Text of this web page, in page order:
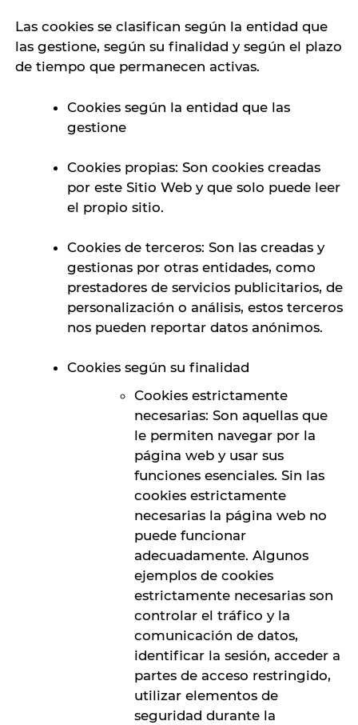
Las cookies se clasifican según la entidad que
las gestione, según su finalidad y según el plazo
de tiempo que permanecen activas.
Cookies según la entidad que las
gestione
Cookies propias: Son cookies creadas
por este Sitio Web y que solo puede leer
el propio sitio.
Cookies de terceros: Son las creadas y
gestionas por otras entidades, como
prestadores de servicios publicitarios, de
personalización o análisis, estos terceros
nos pueden reportar datos anónimos.
Cookies según su finalidad
Cookies estrictamente
necesarias: Son aquellas que
le permiten navegar por la
página web y usar sus
funciones esenciales. Sin las
cookies estrictamente
necesarias la página web no
puede funcionar
adecuadamente. Algunos
ejemplos de cookies
estrictamente necesarias son
controlar el tráfico y la
comunicación de datos,
identificar la sesión, acceder a
partes de acceso restringido,
utilizar elementos de
seguridad durante la